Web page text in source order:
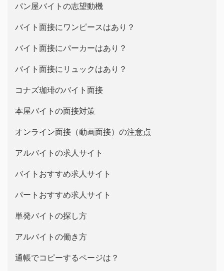
パン屋バイトの志望動機
バイト面接にワンピースはあり？
バイト面接にパーカーはあり？
バイト面接にリュックはあり？
コナズ珈琲のバイト面接
本屋バイトの面接対策
オンライン面接（動画面接）の注意点
アルバイトの求人サイト
バイトおすすめ求人サイト
パートおすすめ求人サイト
単発バイトの探し方
アルバイトの働き方
通帳でコピーするページは？